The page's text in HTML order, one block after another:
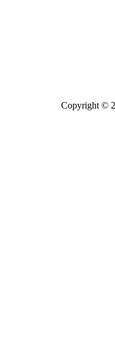
Copyright ©